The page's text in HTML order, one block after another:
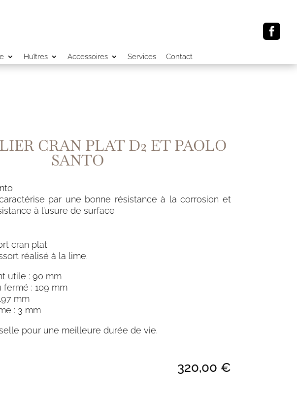
Huîtres Accessoires Services Contact

CRAN PLAT D2 ET PAOLO
SANTO
par une bonne résistance à la corrosion et
à l’usure de surface
cran plat
réalisé à la lime.
utile : 90 mm
: 109 mm
mm
: 3 mm
pour une meilleure durée de vie.
320,00 €